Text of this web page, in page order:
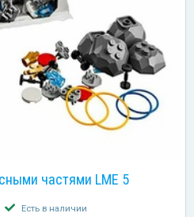
частями LME 5
Есть в наличии